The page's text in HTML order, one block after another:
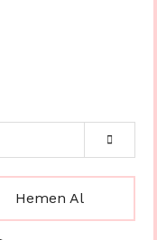
Hemen Al